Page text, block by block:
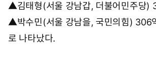
▲김태형(서울 강남갑, 더불어민주당)
▲박수민(서울 강남을, 국민의힘) 306
로 나타났다.